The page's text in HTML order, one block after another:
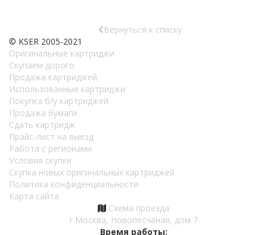
Вернуться к списку
© KSER 2005-2021
Оригинальные картриджи
Скупаем дорого
Продажа картриджей
Использованные картриджи
Покупка б/у картриджей
Продажа бумаги
Сдать картридж
Прайс-лист на выезд
Работа с регионами
Условия скупки
Скупка новых оригинальных картриджей
Политика конфиденциальности
Карта сайта
Схема проезда
г.Москва, Новопесчаная, дом 7
Время работы: